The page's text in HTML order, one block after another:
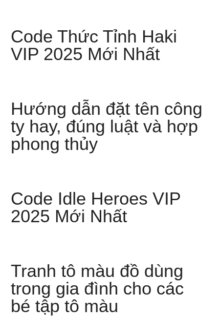
Code Thức Tỉnh Haki
VIP 2025 Mới Nhất
Hướng dẫn đặt tên công
ty hay, đúng luật và hợp
phong thủy
Code Idle Heroes VIP
2025 Mới Nhất
Tranh tô màu đồ dùng
trong gia đình cho các
bé tập tô màu